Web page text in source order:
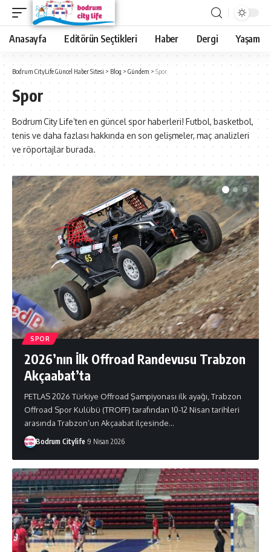
Anasayfa Editörün Seçtikleri Haber Dergi Yaşam
Bodrum CityLife Güncel Haber Sitesi > Blog > Gündem > Spor
Spor
Bodrum City Life’ten en güncel spor haberleri! Futbol, basketbol,
tenis ve daha fazlası hakkında en son gelişmeler, maç analizleri
ve röportajlar burada.
SPOR
2026’nın İlk Offroad Randevusu Trabzon
Akçaabat’ta
PETLAS 2026 Türkiye Offroad Şampiyonası ilk ayağı, Trabzon
Offroad Spor Kulübü (TROFF) tarafından 10-12 Nisan tarihleri
arasında Trabzon’un Akçaabat ilçesinde…
Bodrum Citylife 9 Nisan 2026